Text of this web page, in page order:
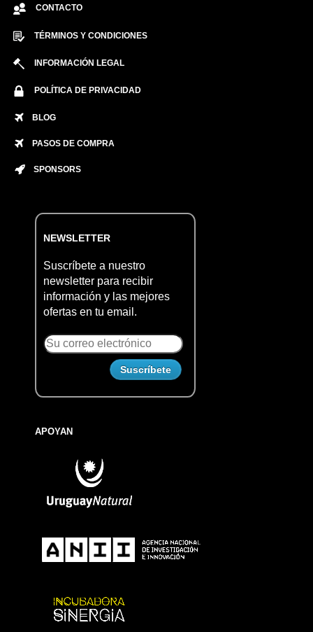
CONTACTO
TÉRMINOS Y CONDICIONES
INFORMACIÓN LEGAL
POLÍTICA DE PRIVACIDAD
BLOG
PASOS DE COMPRA
SPONSORS
NEWSLETTER
Suscríbete a nuestro
newsletter para recibir
información y las mejores
ofertas en tu email.
APOYAN